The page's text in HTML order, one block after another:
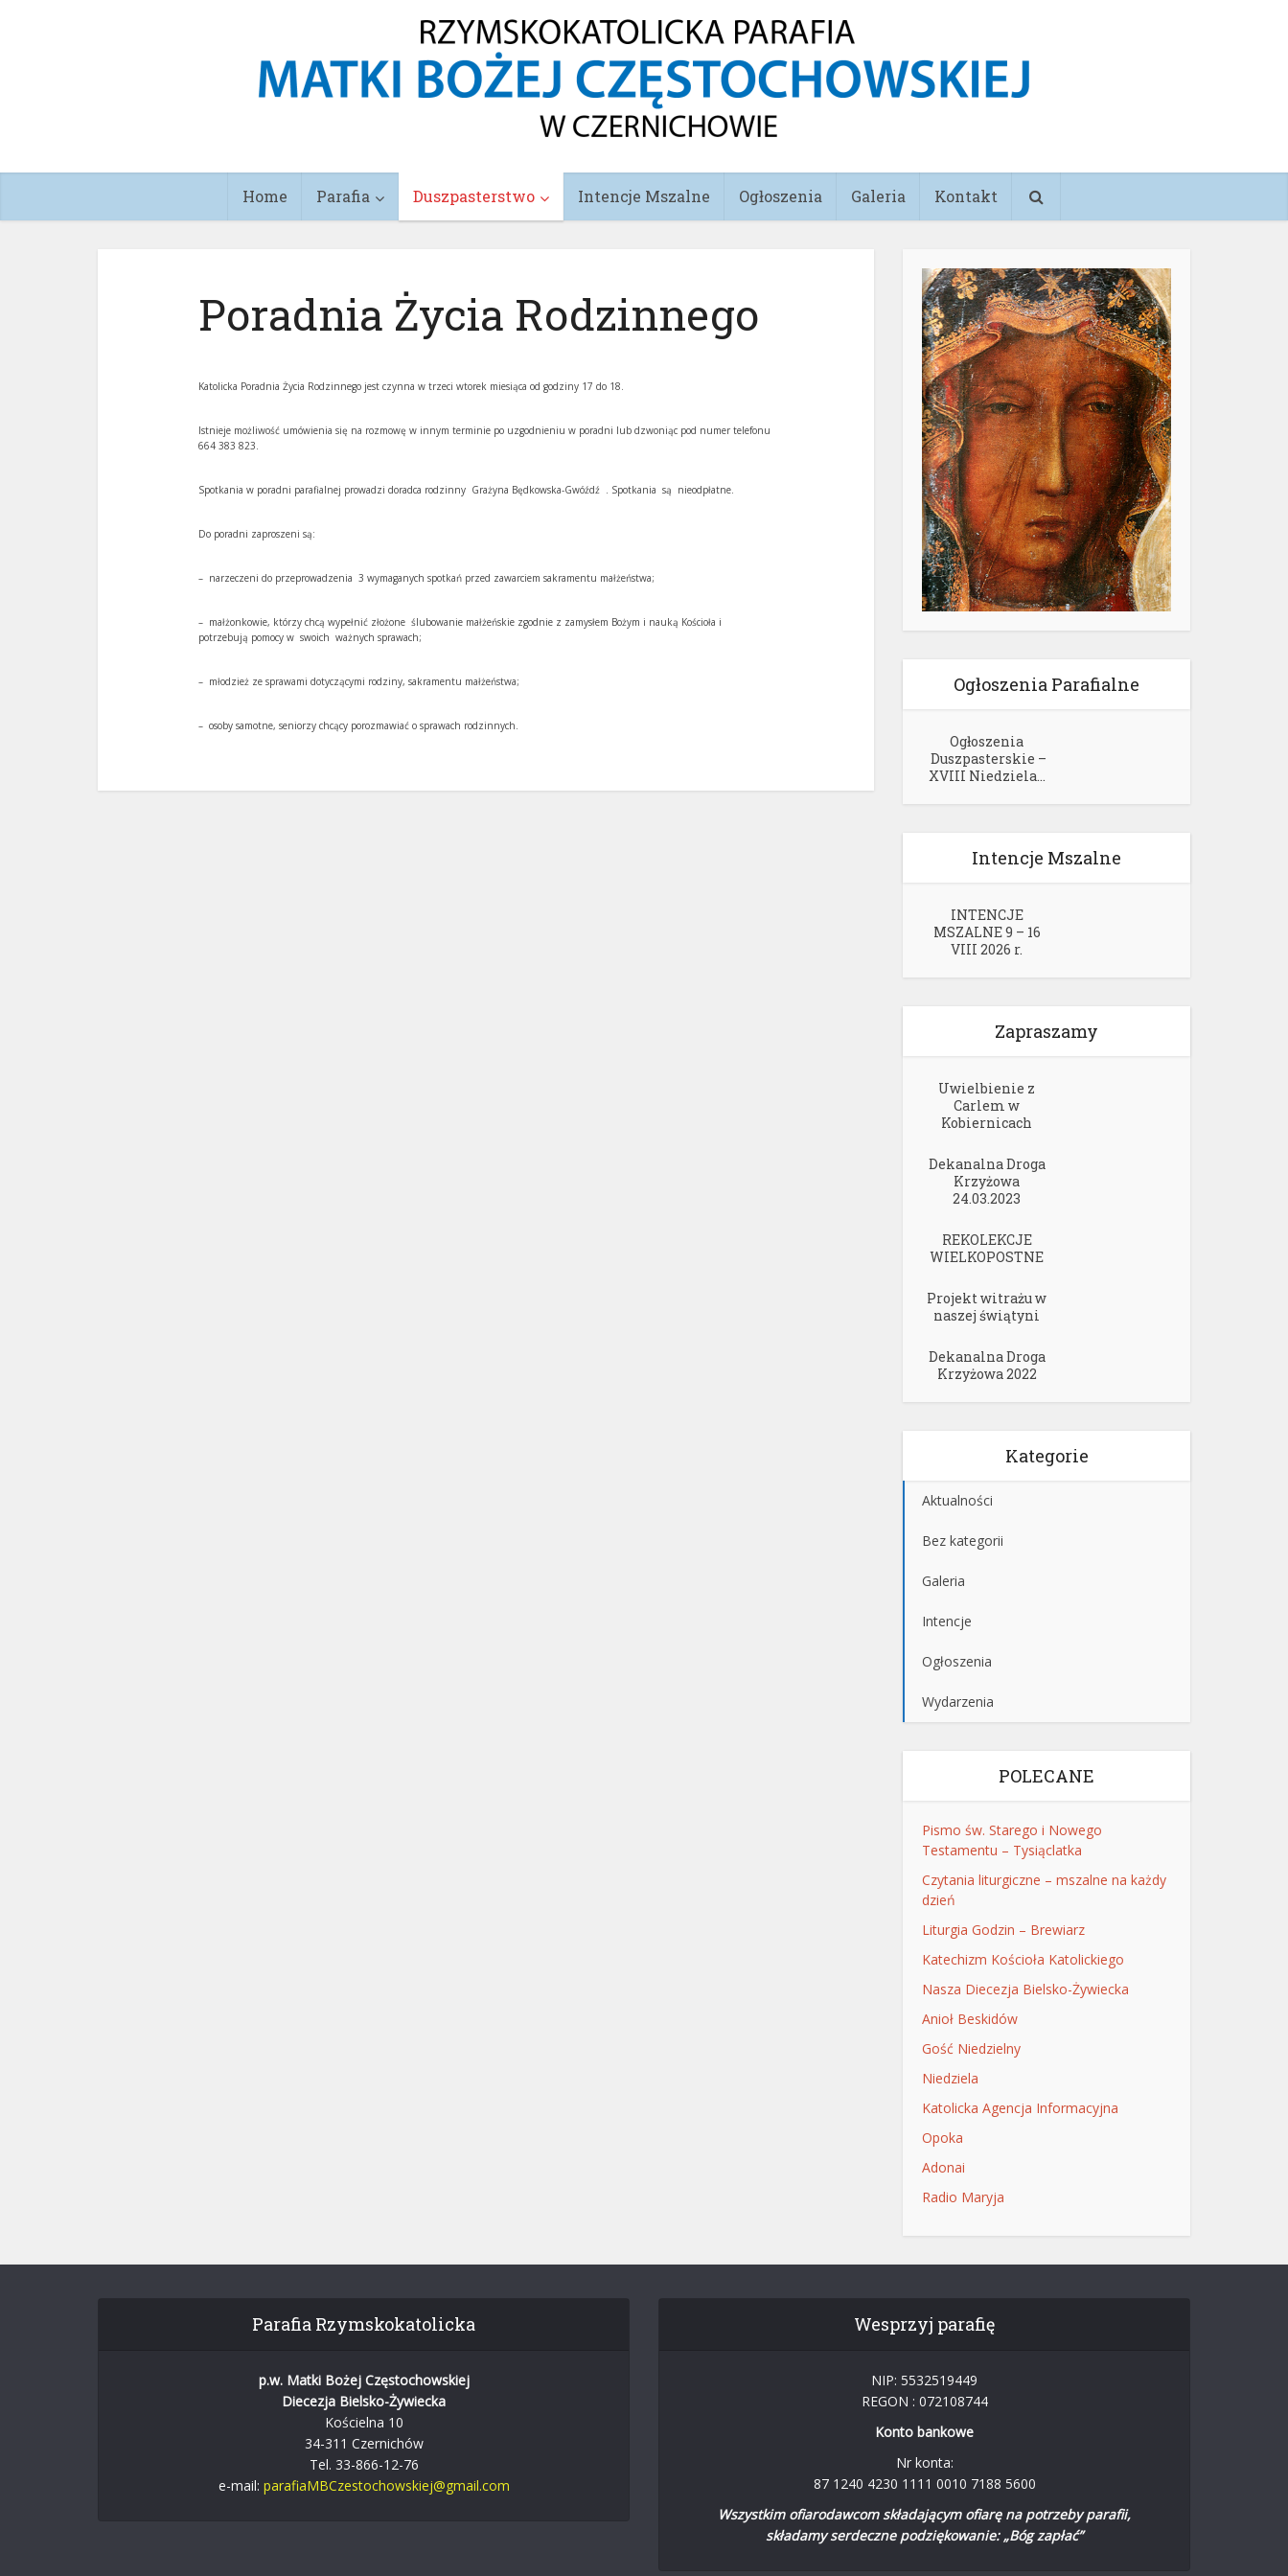
Home Parafia Duszpasterstwo Intencje Mszalne Ogłoszenia Galeria Kontakt
Poradnia Życia Rodzinnego
Katolicka Poradnia Życia Rodzinnego jest czynna w trzeci wtorek miesiąca od godziny 17 do 18.
Istnieje możliwość umówienia się na rozmowę w innym terminie po uzgodnieniu w poradni lub dzwoniąc pod numer telefonu
664 383 823.
Spotkania w poradni parafialnej prowadzi doradca rodzinny Grażyna Będkowska-Gwóźdź . Spotkania są nieodpłatne.
Do poradni zaproszeni są:
– narzeczeni do przeprowadzenia 3 wymaganych spotkań przed zawarciem sakramentu małżeństwa;
– małżonkowie, którzy chcą wypełnić złożone ślubowanie małżeńskie zgodnie z zamysłem Bożym i nauką Kościoła i
potrzebują pomocy w swoich ważnych sprawach;
– młodzież ze sprawami dotyczącymi rodziny, sakramentu małżeństwa;
– osoby samotne, seniorzy chcący porozmawiać o sprawach rodzinnych.
Ogłoszenia Parafialne
Ogłoszenia
Duszpasterskie –
XVIII Niedziela...
Intencje Mszalne
INTENCJE
MSZALNE 9 – 16
VIII 2026 r.
Zapraszamy
Uwielbienie z
Carlem w
Kobiernicach
Dekanalna Droga
Krzyżowa
24.03.2023
REKOLEKCJE
WIELKOPOSTNE
Projekt witrażu w
naszej świątyni
Dekanalna Droga
Krzyżowa 2022
Kategorie
Aktualności
Bez kategorii
Galeria
Intencje
Ogłoszenia
Wydarzenia
POLECANE
Pismo św. Starego i Nowego
Testamentu – Tysiąclatka
Czytania liturgiczne – mszalne na każdy
dzień
Liturgia Godzin – Brewiarz
Katechizm Kościoła Katolickiego
Nasza Diecezja Bielsko-Żywiecka
Anioł Beskidów
Gość Niedzielny
Niedziela
Katolicka Agencja Informacyjna
Opoka
Adonai
Radio Maryja
Parafia Rzymskokatolicka
p.w. Matki Bożej Częstochowskiej
Diecezja Bielsko-Żywiecka
Kościelna 10
34-311 Czernichów
Tel. 33-866-12-76
e-mail: parafiaMBCzestochowskiej@gmail.com
Wesprzyj parafię
NIP: 5532519449
REGON : 072108744
Konto bankowe
Nr konta:
87 1240 4230 1111 0010 7188 5600
Wszystkim ofiarodawcom składającym ofiarę na potrzeby parafii,
składamy serdeczne podziękowanie: „Bóg zapłać”